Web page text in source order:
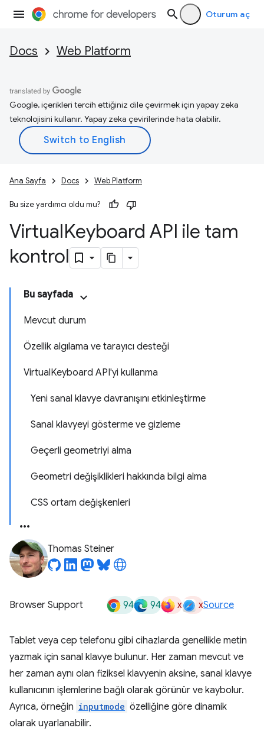
Oturum aç
Docs Web Platform
Google, içerikleri tercih ettiğiniz dile çevirmek için yapay zeka
teknolojisini kullanır. Yapay zeka çevirilerinde hata olabilir.
Ana Sayfa Docs Web Platform
Bu size yardımcı oldu mu?
VirtualKeyboard API ile tam
kontrol
Bu sayfada
Mevcut durum
Özellik algılama ve tarayıcı desteği
VirtualKeyboard API'yi kullanma
Yeni sanal klavye davranışını etkinleştirme
Sanal klavyeyi gösterme ve gizleme
Geçerli geometriyi alma
Geometri değişiklikleri hakkında bilgi alma
CSS ortam değişkenleri
Thomas Steiner
Browser Support 94 94 x xSource
Tablet veya cep telefonu gibi cihazlarda genellikle metin
yazmak için sanal klavye bulunur. Her zaman mevcut ve
her zaman aynı olan fiziksel klavyenin aksine, sanal klavye
kullanıcının işlemlerine bağlı olarak görünür ve kaybolur.
Ayrıca, örneğin inputmode özelliğine göre dinamik
olarak uyarlanabilir.